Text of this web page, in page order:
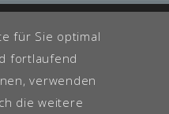
GmbH, All
für Sie optimal
fortlaufend
verwenden
die weitere